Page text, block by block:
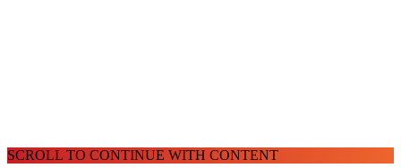
SCROLL TO CONTINUE WITH CONTENT